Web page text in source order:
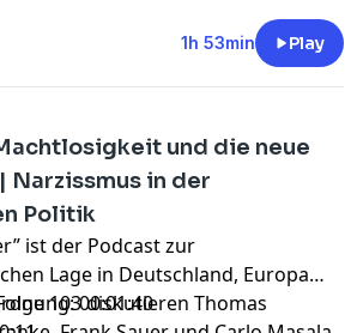
1h 53min Play
und die neue
Narzissmus in der
Politik
ist der Podcast zur
Lage in Deutschland, Europa
103 diskutieren Thomas
00:01:40